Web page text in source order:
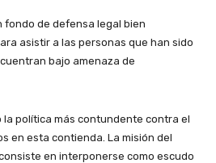
fondo de defensa legal bien
asistir a las personas que han sido
bajo amenaza de
la política más contundente contra el
en esta contienda. La misión del
en interponerse como escudo